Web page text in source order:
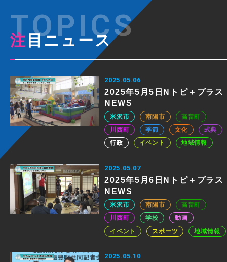
注目ニュース
2025.05.06
2025年5月5日Nトピ＋プラス
NEWS
米沢市 南陽市
高畠町
川西町
季節 文化
式典
行政
イベント 地域情報
2025.05.07
2025年5月6日Nトピ＋プラス
NEWS
米沢市 南陽市
高畠町
川西町
学校
動画
イベント
スポーツ 地域情報
2025.05.10